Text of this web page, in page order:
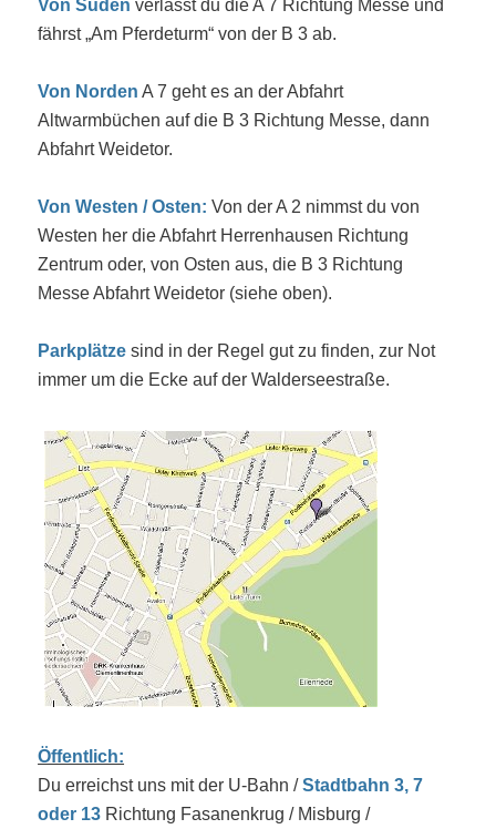
Von Süden verlässt du die A 7 Richtung Messe und
fährst „Am Pferdeturm“ von der B 3 ab.
Von Norden A 7 geht es an der Abfahrt
Altwarmbüchen auf die B 3 Richtung Messe, dann
Abfahrt Weidetor.
Von Westen / Osten: Von der A 2 nimmst du von
Westen her die Abfahrt Herrenhausen Richtung
Zentrum oder, von Osten aus, die B 3 Richtung
Messe Abfahrt Weidetor (siehe oben).
Parkplätze sind in der Regel gut zu finden, zur Not
immer um die Ecke auf der Walderseestraße.
Öffentlich:
Du erreichst uns mit der U-Bahn /Stadtbahn 3, 7
oder 13 Richtung Fasanenkrug / Misburg /